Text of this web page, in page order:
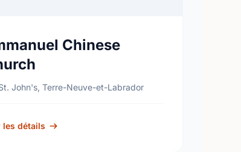
Chinese
John's, Terre-Neuve-et-Labrador
les détails